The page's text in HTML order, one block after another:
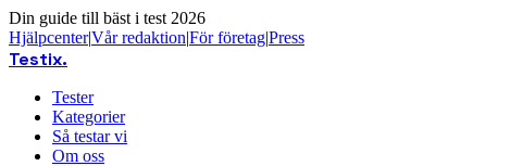
Din guide till bäst i test 2026
Hjälpcenter|Vår redaktion|För företag|Press
Testix.
Tester
Kategorier
Så testar vi
Om oss